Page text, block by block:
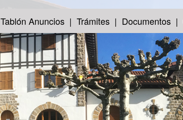
Tablón Anuncios Trámites Documentos